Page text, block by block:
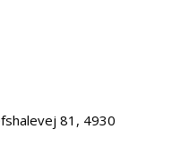
81, 4930